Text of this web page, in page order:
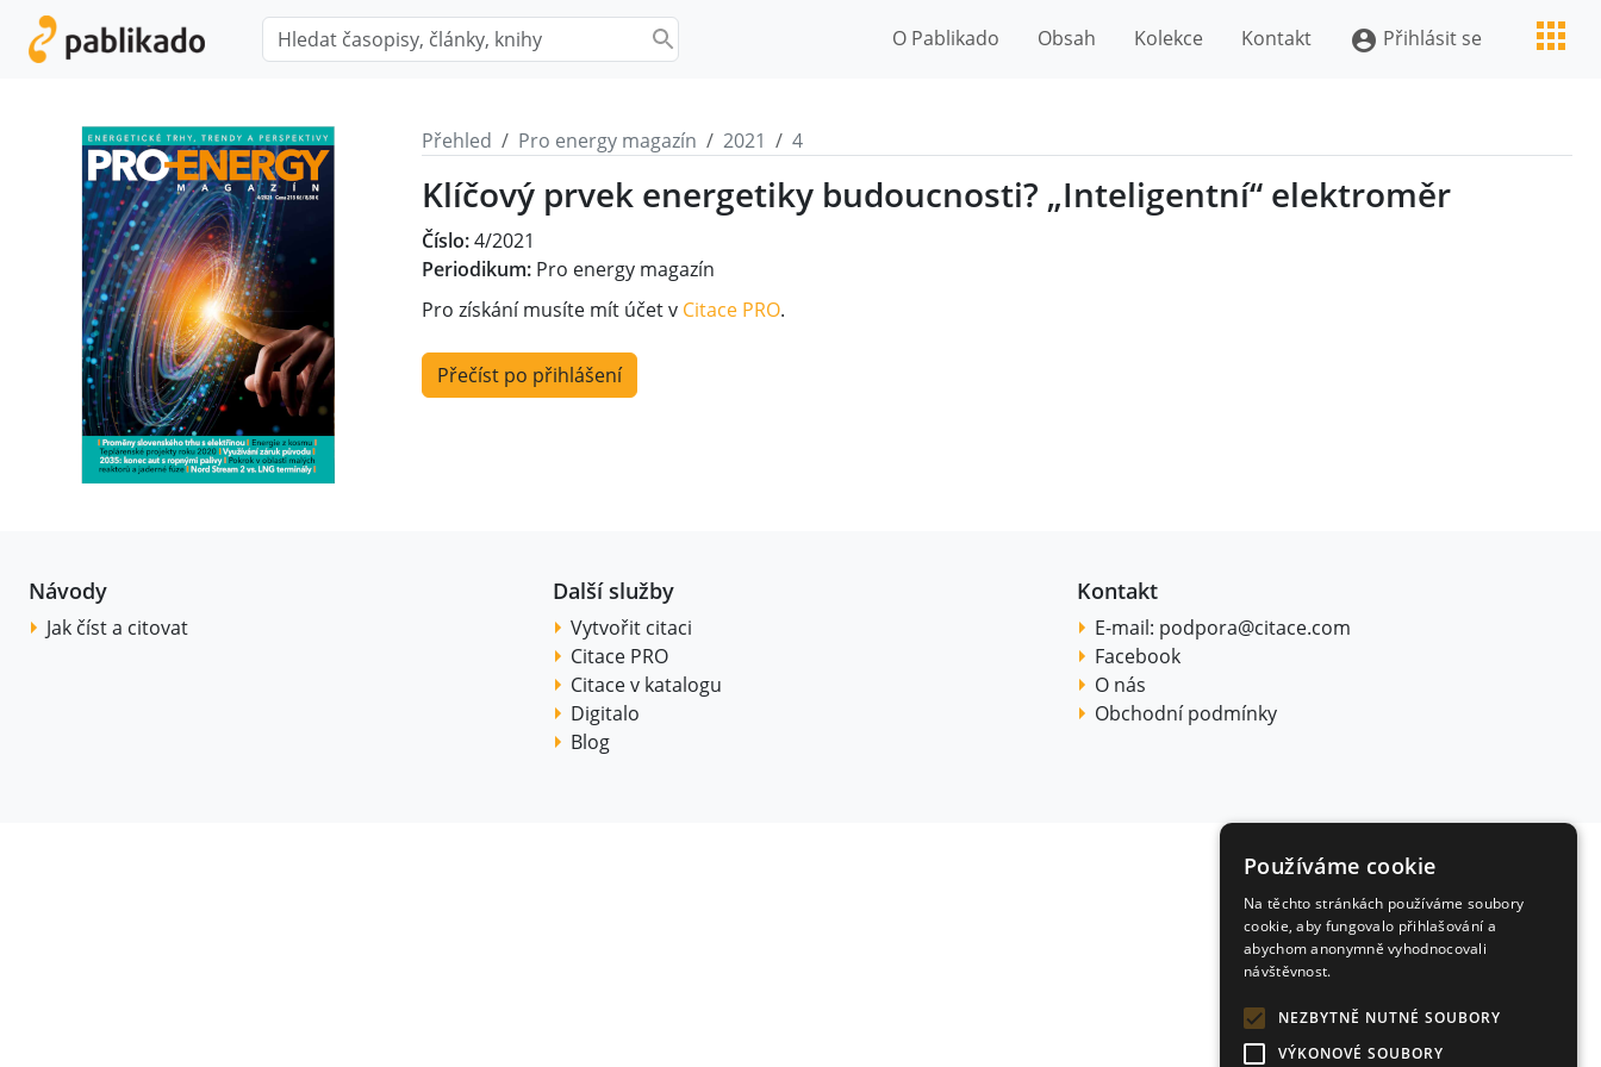
O Pablikado Obsah Kolekce Kontakt account_circle Přihlásit se
Přehled Pro energy magazín 2021 4
Klíčový prvek energetiky budoucnosti? „Inteligentní“ elektroměr
Číslo:4/2021
Periodikum: Pro energy magazín
Pro získání musíte mít účet v Citace PRO.
Přečíst po přihlášení
Návody
Jak číst a citovat
Další služby
Vytvořit citaci
Citace PRO
Citace v katalogu
Digitalo
Blog
Kontakt
E-mail: podpora@citace.com
Facebook
O nás
Obchodní podmínky
Používáme cookie
Na těchto stránkách používáme soubory
cookie, aby fungovalo přihlašování a
abychom anonymně vyhodnocovali
návštěvnost.
NEZBYTNĚ NUTNÉ SOUBORY
VÝKONOVÉ SOUBORY